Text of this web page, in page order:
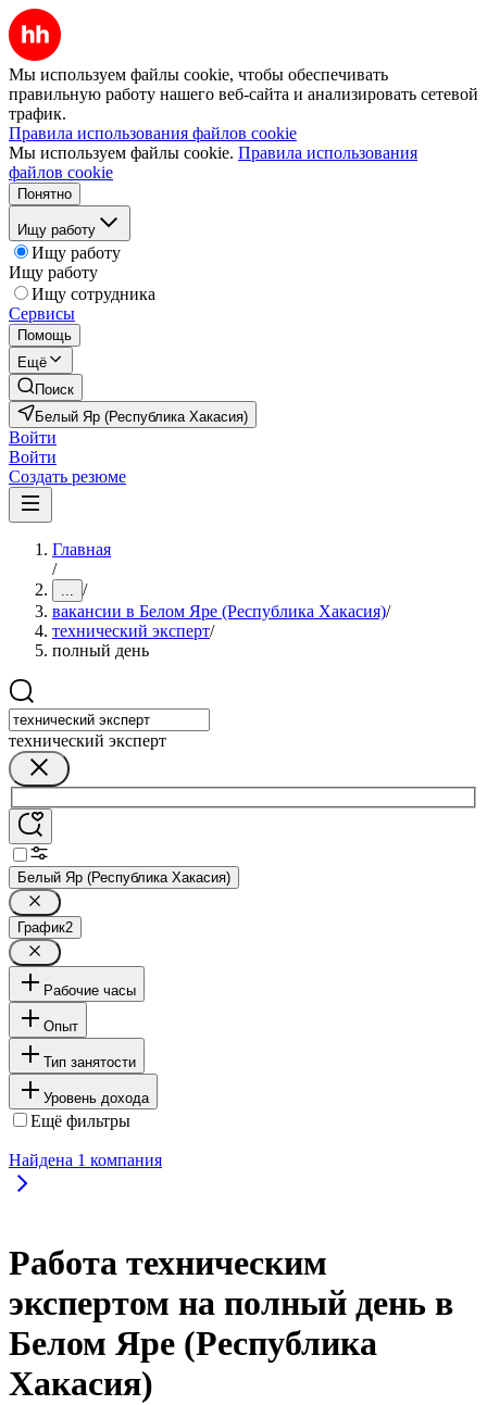
Мы используем файлы cookie, чтобы обеспечивать
правильную работу нашего веб-сайта и анализировать сетевой
трафик.
Правила использования файлов cookie
Мы используем файлы cookie. Правила использования
файлов cookie
Понятно
Ищу работу
Ищу работу
Ищу работу
Ищу сотрудника
Сервисы
Помощь
Ещё
Поиск
Белый Яр (Республика Хакасия)
Войти
Войти
Создать резюме
Главная
/
... /
вакансии в Белом Яре (Республика Хакасия)/
технический эксперт/
полный день
технический эксперт
Белый Яр (Республика Хакасия)
График2
Рабочие часы
Опыт
Тип занятости
Уровень дохода
Ещё фильтры
Найдена 1 компания
Работа техническим
экспертом на полный день в
Белом Яре (Республика
Хакасия)